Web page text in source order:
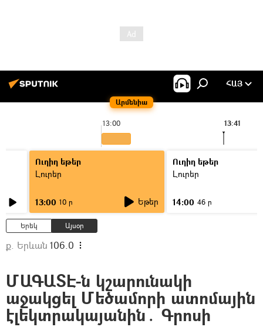
Արմենիա
ՀԱՅ
13:00 13:41
Ուղիղ եթեր
Լուրեր
13:00 10 ր Եթեր
Ուղիղ եթեր
Լուրեր
14:00 46 ր
Երեկ Այսօր
ք. Երևան 106.0
ՄԱԳԱՏԷ-ն կշարունակի
աջակցել Մեծամորի ատոմային
էլեկտրակայանին․ Գրոսի